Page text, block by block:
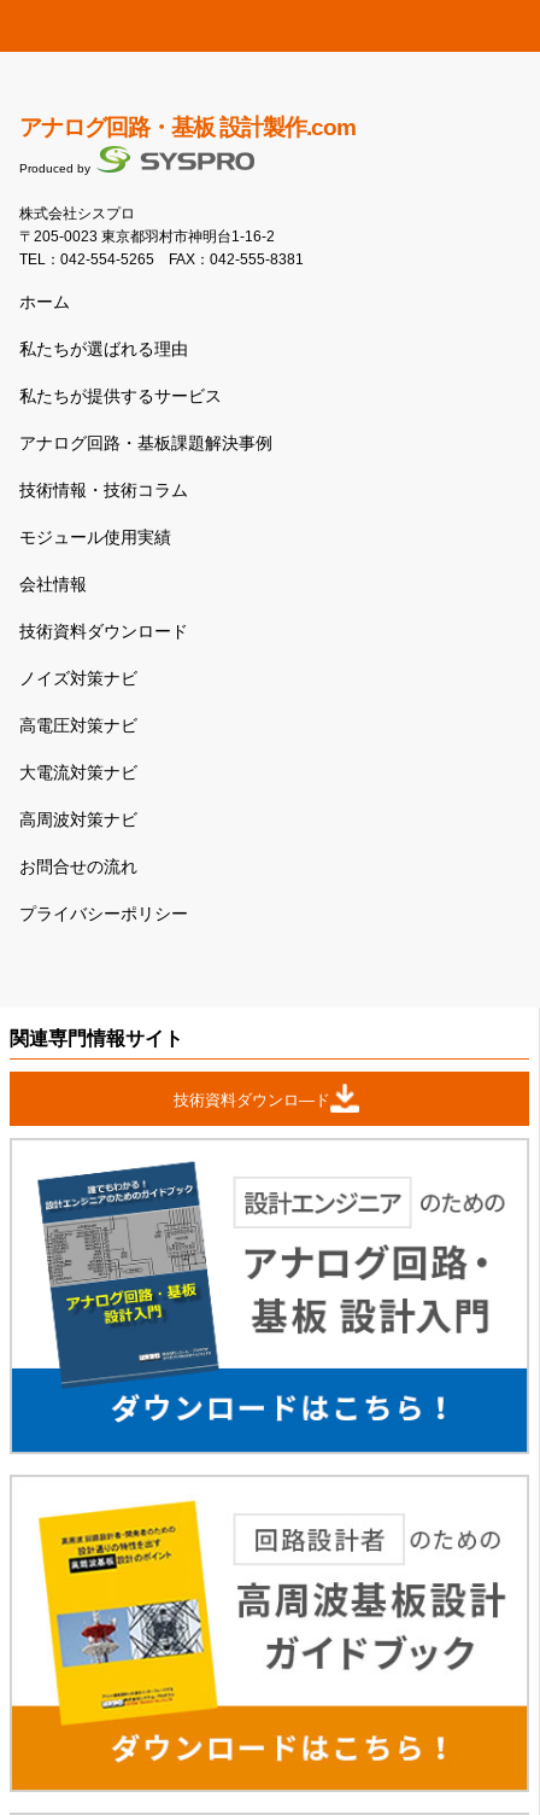
アナログ回路・基板 設計製作.com
Produced by
株式会社シスプロ
〒205-0023 東京都羽村市神明台1-16-2
TEL： 042-554-5265 FAX：042-555-8381
ホーム
私たちが選ばれる理由
私たちが提供するサービス
アナログ回路・基板課題解決事例
技術情報・技術コラム
モジュール使用実績
会社情報
技術資料ダウンロード
ノイズ対策ナビ
高電圧対策ナビ
大電流対策ナビ
高周波対策ナビ
お問合せの流れ
プライバシーポリシー
関連専門情報サイト
技術資料ダウンロ―ド